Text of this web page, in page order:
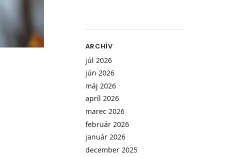
ARCHÍV
júl 2026
jún 2026
máj 2026
apríl 2026
marec 2026
február 2026
január 2026
december 2025